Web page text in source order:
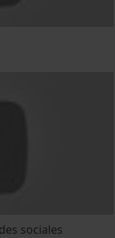
sociales